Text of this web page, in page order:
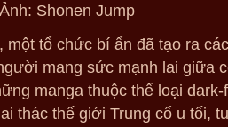
Shonen Jump
một tổ chức bí ẩn đã tạo ra
mang sức mạnh lai giữa
manga thuộc thể loại
thác thế giới Trung cổ u tối,